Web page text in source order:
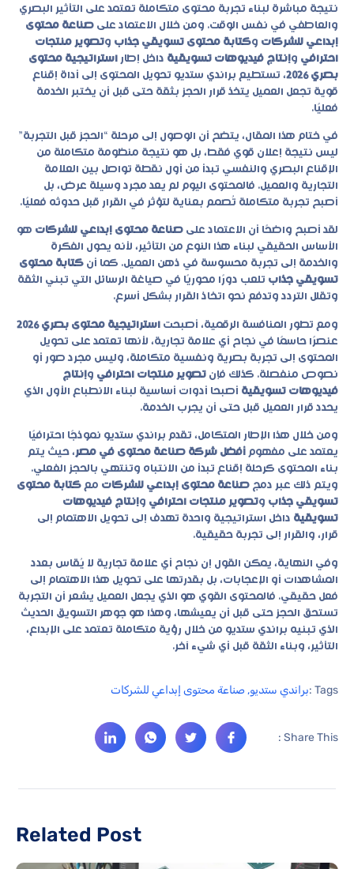
نتيجة مباشرة لبناء تجربة محتوى متكاملة تعتمد على التأثير البصري
والعاطفي في نفس الوقت. ومن خلال الاعتماد على صناعة محتوى
إبداعي للشركات وكتابة محتوى تسويقي جذاب وتصوير منتجات
احترافي وإنتاج فيديوهات تسويقية داخل إطار استراتيجية محتوى
بصري 2026
، تستطيع براندي ستديو تحويل المحتوى إلى أداة إقناع
قوية تجعل العميل يتخذ قرار الحجز بثقة حتى قبل أن يختبر الخدمة
فعليًا.
في ختام هذا المقال، يتضح أن الوصول إلى مرحلة “الحجز قبل التجربة”
ليس نتيجة إعلان قوي فقط، بل هو نتيجة منظومة متكاملة من
الإقناع البصري والنفسي تبدأ من أول نقطة تواصل بين العلامة
التجارية والعميل. فالمحتوى اليوم لم يعد مجرد وسيلة عرض، بل
أصبح تجربة متكاملة تُصمم بعناية لتؤثر في القرار قبل حدوثه فعليًا.
لقد أصبح واضحًا أن الاعتماد على صناعة محتوى إبداعي للشركات هو
الأساس الحقيقي لبناء هذا النوع من التأثير، لأنه يحول الفكرة
والخدمة إلى تجربة محسوسة في ذهن العميل. كما أن كتابة محتوى
تسويقي جذاب تلعب دورًا محوريًا في صياغة الرسائل التي تبني الثقة
وتقلل التردد وتدفع نحو اتخاذ القرار بشكل أسرع.
ومع تطور المنافسة الرقمية، أصبحت استراتيجية محتوى بصري 2026
عنصرًا حاسمًا في نجاح أي علامة تجارية، لأنها تعتمد على تحويل
المحتوى إلى تجربة بصرية ونفسية متكاملة، وليس مجرد صور أو
نصوص منفصلة. كذلك فإن تصوير منتجات احترافي وإنتاج
فيديوهات تسويقية أصبحا أدوات أساسية لبناء الانطباع الأول الذي
يحدد قرار العميل قبل حتى أن يجرب الخدمة.
ومن خلال هذا الإطار المتكامل، تقدم براندي ستديو نموذجًا احترافيًا
يعتمد على مفهوم أفضل شركة صناعة محتوى في مصر، حيث يتم
بناء المحتوى كرحلة إقناع تبدأ من الانتباه وتنتهي بالحجز الفعلي.
ويتم ذلك عبر دمج صناعة محتوى إبداعي للشركات مع كتابة محتوى
تسويقي جذاب وتصوير منتجات احترافي وإنتاج فيديوهات
تسويقية داخل استراتيجية واحدة تهدف إلى تحويل الاهتمام إلى
قرار، والقرار إلى تجربة حقيقية.
وفي النهاية، يمكن القول إن نجاح أي علامة تجارية لا يُقاس بعدد
المشاهدات أو الإعجابات، بل بقدرتها على تحويل هذا الاهتمام إلى
فعل حقيقي. فالمحتوى القوي هو الذي يجعل العميل يشعر أن التجربة
تستحق الحجز حتى قبل أن يعيشها، وهذا هو جوهر التسويق الحديث
الذي تبنيه براندي ستديو من خلال رؤية متكاملة تعتمد على الإبداع،
التأثير، وبناء الثقة قبل أي شيء آخر.
Tags : براندي ستديو, صناعة محتوى إبداعي للشركات
Share This :
Related Post